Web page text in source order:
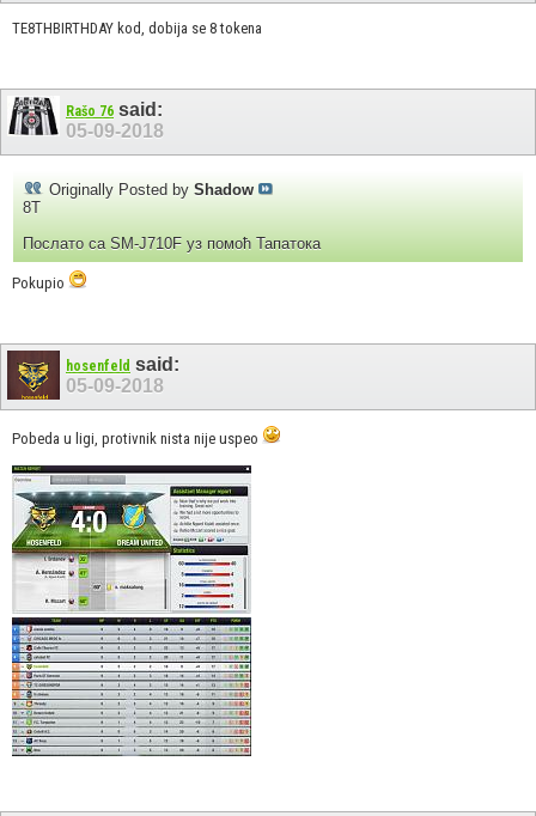
TE8THBIRTHDAY kod, dobija se 8 tokena
Rašo 76 said:
05-09-2018
Originally Posted by Shadow
8T
Послато са SM-J710F уз помоћ Тапатока
Pokupio
hosenfeld said:
05-09-2018
Pobeda u ligi, protivnik nista nije uspeo